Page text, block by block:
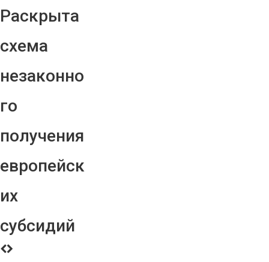
Раскрыта
схема
незаконно
го
получения
европейск
их
субсидий